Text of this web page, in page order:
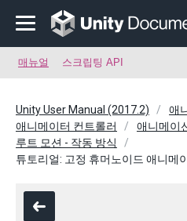
매뉴얼 스크립팅 API
Unity User Manual (2017.2)
애
애니메이터 컨트롤러
애니메이
루트 모션 - 작동 방식
튜토리얼: 고정 휴머노이드 애니메